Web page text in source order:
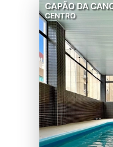
CAPÃO DA
CENTRO